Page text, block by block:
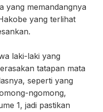
yang memandangnya
yang terlihat
laki-laki yang
tatapan mata
seperti yang
ngomong,
1, jadi pastikan